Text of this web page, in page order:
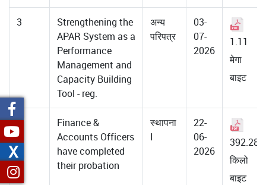
3
Strengthening the
APAR System as a
Performance
Management and
Capacity Building
Tool - reg.
अन्य
परिपत्र
03-
07-
2026
1.11
मेगा
बाइट
4
Finance &
Accounts Officers
have completed
their probation
स्थापना
I
22-
06-
2026
392.28
किलो
बाइट
X